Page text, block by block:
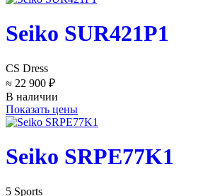
Seiko SUR421P1
CS Dress
≈ 22 900 ₽
В наличии
Показать цены
Seiko SRPE77K1
5 Sports